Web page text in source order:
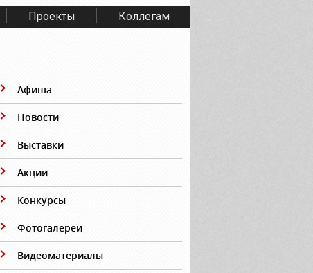
Проекты Коллегам
Афиша
Новости
Выставки
Акции
Конкурсы
Фотогалереи
Видеоматериалы